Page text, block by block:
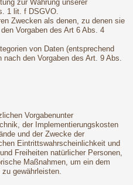
zur Wahrung unserer
1 lit. f DSGVO.
Zwecken als denen, zu denen sie
Vorgaben des Art 6 Abs. 4
von Daten (entsprechend
den Vorgaben des Art. 9 Abs.
Vorgabenunter
der Implementierungskosten
und der Zwecke der
Eintrittswahrscheinlichkeit und
Freiheiten natürlicher Personen,
Maßnahmen, um ein dem
gewährleisten.